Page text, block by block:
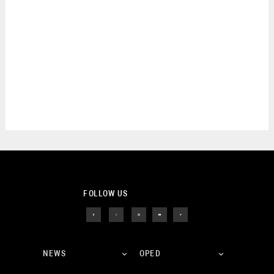
FOLLOW US
NEWS OPED